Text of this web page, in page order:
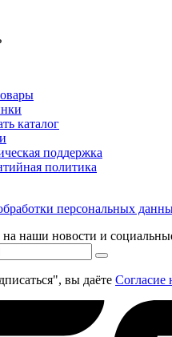
каталог
поддержка
политика
персональных
наши новости и
вы даёте Согласие